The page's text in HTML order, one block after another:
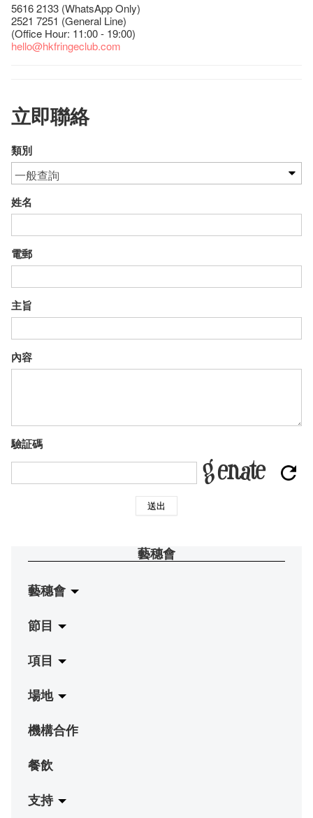
5616 2133 (WhatsApp Only)
2521 7251 (General Line)
(Office Hour: 11:00 - 19:00)
hello@hkfringeclub.com
立即聯絡
類別
姓名
電郵
主旨
內容
驗証碼
送出
藝穗會
藝穗會
關於藝穗會
藝穗會的演化
使命與宗旨
藝穗會架構
檔案庫
藝穗網誌
節目
拉闊
展覽
演出
活動
工作坊
項目
Jazz-Go-Central, Jazz-Go-Fringe
LPL
2015-16 藝術場地資助計劃
2015 照亮香港在新加坡
場地
陳麗玲畫廊
奶庫
地下劇場
機構合作
餐飲
支持